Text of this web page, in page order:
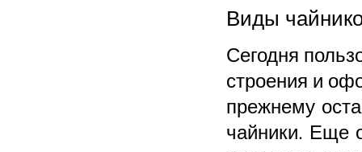
Виды
Сегодня
строения и
прежнему
чайники. Еще